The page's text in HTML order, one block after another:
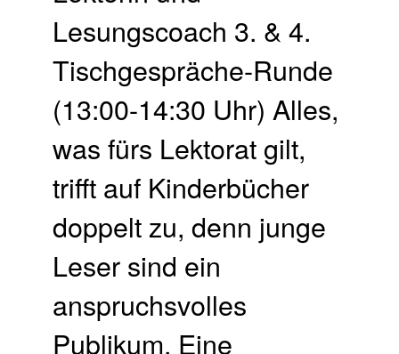
Lesungscoach 3. & 4.
Tisch­gespräche-Runde
(13:00-14:30 Uhr) Alles,
was fürs Lektorat gilt,
trifft auf Kinderbücher
doppelt zu, denn junge
Leser sind ein
anspruchsvolles
Publikum. Eine